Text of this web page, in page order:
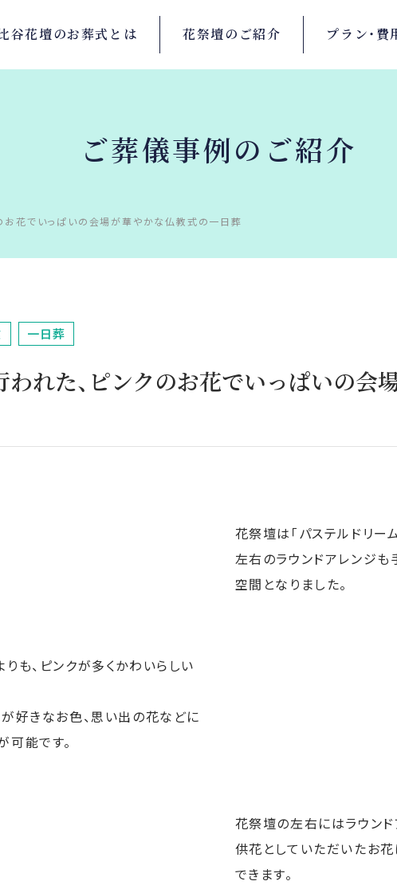
谷花壇のお葬式とは 花祭壇の ご紹介 プラン・ 費
ご葬儀事例のご紹介
お花でいっぱいの会場が華やかな仏教式の一日葬
一日葬
れた、ピンクのお花でいっぱいの会
花祭壇は「パステルドリー
左右のラウンドアレンジも
空間となりました。
も、ピンクが多くかわいらしい
好きなお色、思い出の花などに
能です。
花祭壇の左右にはラウンド
供花としていただいたお花
できます。